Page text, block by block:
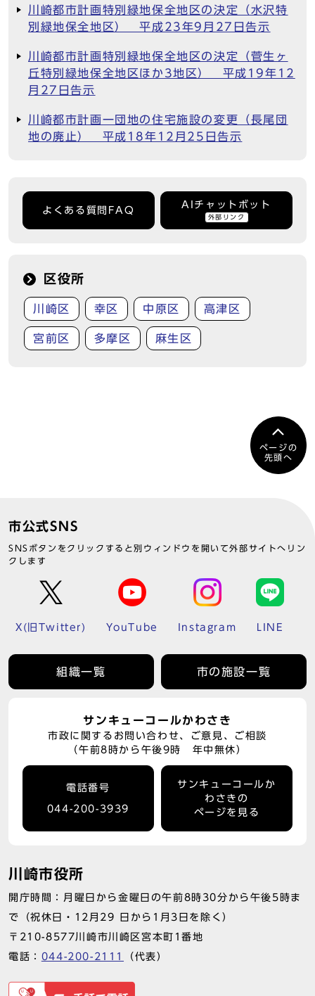
川崎都市計画特別緑地保全地区の決定（水沢特
別緑地保全地区） 平成23年9月27日告示
川崎都市計画特別緑地保全地区の決定（菅生ヶ
丘特別緑地保全地区ほか3地区） 平成19年12
月27日告示
川崎都市計画一団地の住宅施設の変更（長尾団
地の廃止） 平成18年12月25日告示
よくある質問FAQ
AIチャットボット
外部リンク
区役所
川崎区 幸区 中原区 高津区
宮前区 多摩区 麻生区
ページの
先頭へ
市公式SNS
SNSボタンをクリックすると別ウィンドウを開いて外部サイトへリン
クします
X(旧Twitter) YouTube Instagram LINE
組織一覧 市の施設一覧
サンキューコールかわさき
市政に関するお問い合わせ、ご意見、ご相談
（午前8時から午後9時 年中無休）
電話番号
044-200-3939
サンキューコールか
わさきの
ページを見る
川崎市役所
開庁時間：月曜日から金曜日の午前8時30分から午後5時ま
で（祝休日・12月29 日から1月3日を除く）
〒210-8577川崎市川崎区宮本町1番地
電話： 044-200-2111 （代表）